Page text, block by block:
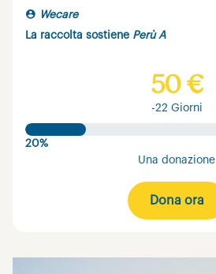
Wecare
La raccolta sostiene Perù A
50 €
-22 Giorni
20%
Una donazione
Dona ora